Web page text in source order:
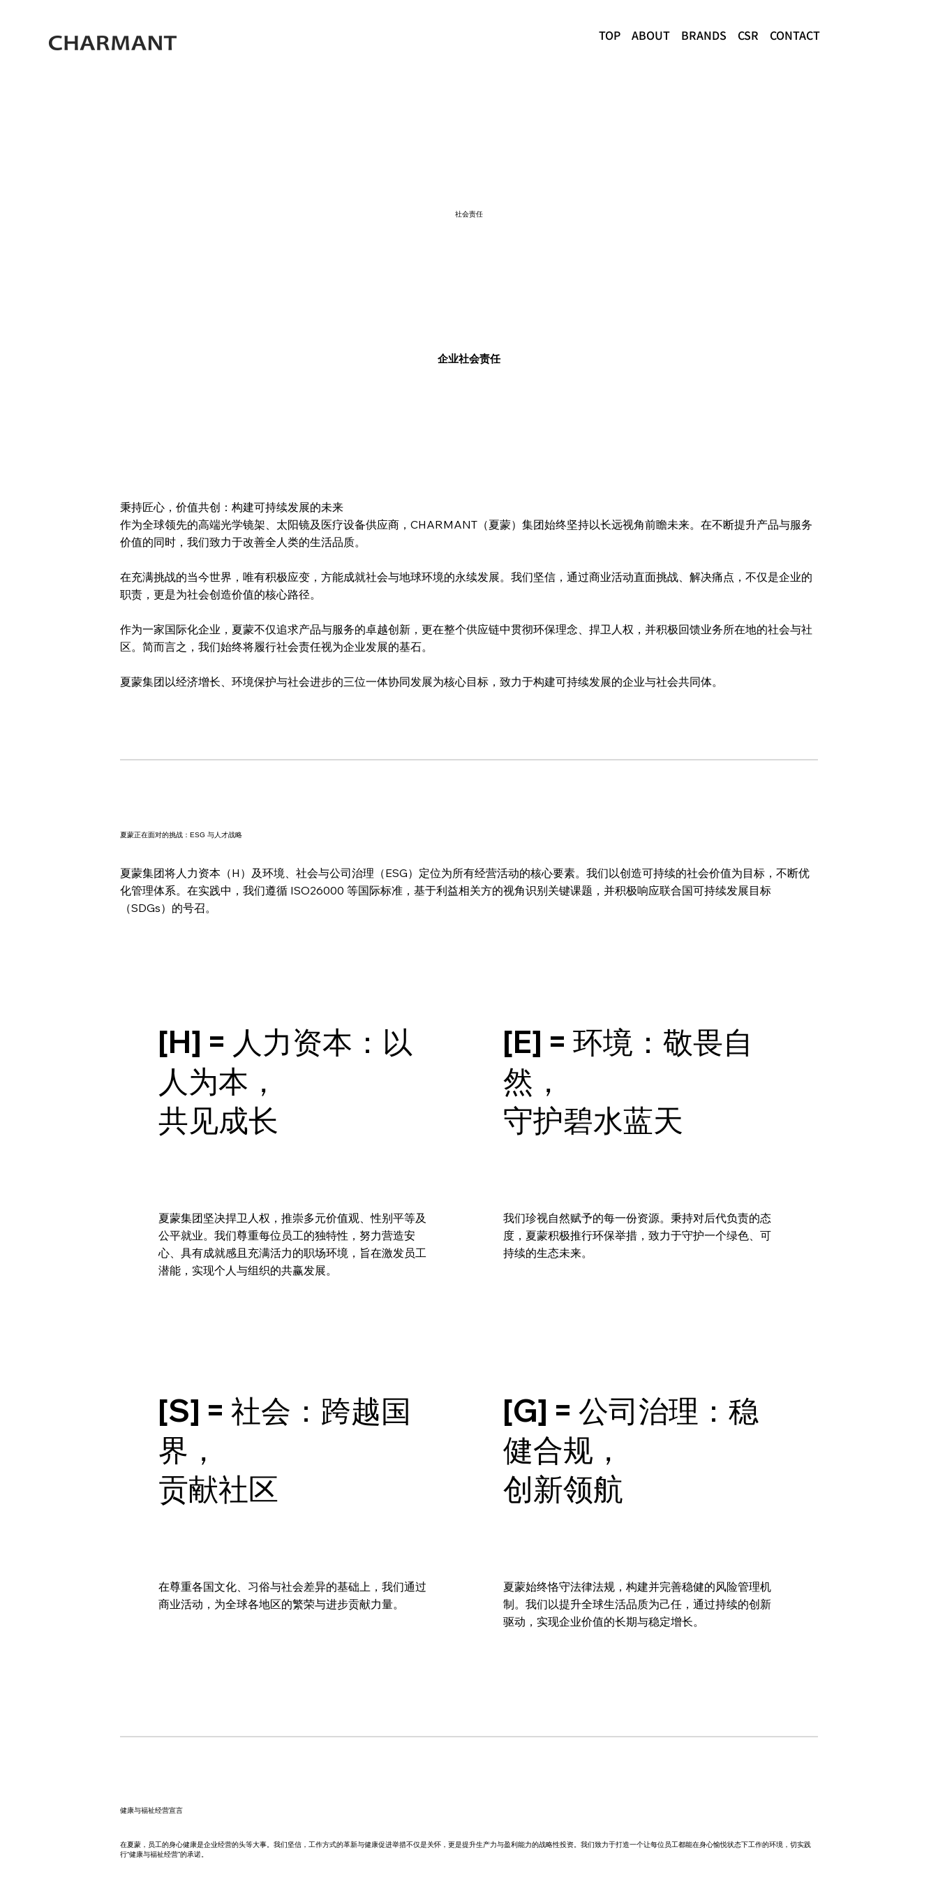
TOP ABOUT BRANDS CSR CONTACT
社会责任
企业社会责任
夏蒙正在面对的挑战：ESG 与人才战略
夏蒙集团将人力资本（H）及环境、社会与公司治理（ESG）定位为所有经营活动的核心要素。我们以创造可持续的社会价值为目标，不断优
化管理体系。在实践中，我们遵循 ISO26000 等国际标准，基于利益相关方的视角识别关键课题，并积极响应联合国可持续发展目标
（SDGs）的号召。
[H] = 人力资本：以
人为本，
共见成长
夏蒙集团坚决捍卫人权，推崇多元价值观、性别平等及
公平就业。我们尊重每位员工的独特性，努力营造安
心、具有成就感且充满活力的职场环境，旨在激发员工
潜能，实现个人与组织的共赢发展。
[E] = 环境：敬畏自
然，
守护碧水蓝天
我们珍视自然赋予的每一份资源。秉持对后代负责的态
度，夏蒙积极推行环保举措，致力于守护一个绿色、可
持续的生态未来。
[S] = 社会：跨越国
界，
贡献社区
在尊重各国文化、习俗与社会差异的基础上，我们通过
商业活动，为全球各地区的繁荣与进步贡献力量。
[G] = 公司治理：稳
健合规，
创新领航
夏蒙始终恪守法律法规，构建并完善稳健的风险管理机
制。我们以提升全球生活品质为己任，通过持续的创新
驱动，实现企业价值的长期与稳定增长。
健康与福祉经营宣言
在夏蒙，员工的身心健康是企业经营的头等大事。我们坚信，工作方式的革新与健康促进举措不仅是关怀，更是提升生产力与盈利能力的战略性投资。我们致力于打造一个让每位员工都能在身心愉悦状态下工作的环境，切实践
行“健康与福祉经营”的承诺。
秉持匠心，价值共创：构建可持续发展的未来
作为全球领先的高端光学镜架、太阳镜及医疗设备供应商，CHARMANT（夏蒙）集团始终坚持以长远视角前瞻未来。在不断提升产品与服务
价值的同时，我们致力于改善全人类的生活品质。
在充满挑战的当今世界，唯有积极应变，方能成就社会与地球环境的永续发展。我们坚信，通过商业活动直面挑战、解决痛点，不仅是企业的
职责，更是为社会创造价值的核心路径。
作为一家国际化企业，夏蒙不仅追求产品与服务的卓越创新，更在整个供应链中贯彻环保理念、捍卫人权，并积极回馈业务所在地的社会与社
区。简而言之，我们始终将履行社会责任视为企业发展的基石。
夏蒙集团以经济增长、环境保护与社会进步的三位一体协同发展为核心目标，致力于构建可持续发展的企业与社会共同体。